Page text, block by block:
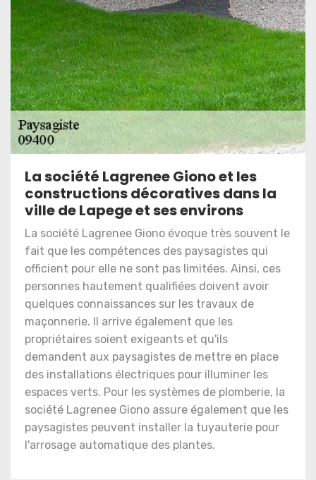
La société Lagrenee Giono et les
constructions décoratives dans la
ville de Lapege et ses environs
La société Lagrenee Giono évoque très souvent le
fait que les compétences des paysagistes qui
officient pour elle ne sont pas limitées. Ainsi, ces
personnes hautement qualifiées doivent avoir
quelques connaissances sur les travaux de
maçonnerie. Il arrive également que les
propriétaires soient exigeants et qu'ils
demandent aux paysagistes de mettre en place
des installations électriques pour illuminer les
espaces verts. Pour les systèmes de plomberie, la
société Lagrenee Giono assure également que les
paysagistes peuvent installer la tuyauterie pour
l'arrosage automatique des plantes.